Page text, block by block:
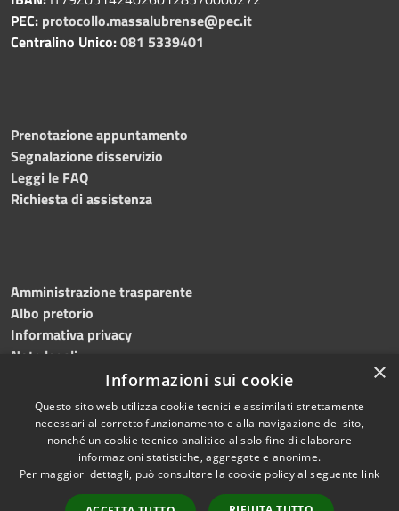
PEC: protocollo.massalubrense@pec.it
Centralino Unico:081 5339401
Prenotazione appuntamento
Segnalazione disservizio
Leggi le FAQ
Richiesta di assistenza
Amministrazione trasparente
Albo pretorio
Informativa privacy
Note legali
Dichiarazione di accessibilità
Accessibilità
Copyright © 2023
•Comune di Massa
Lubrense • Powered
×
Informazioni sui cookie
Questo sito web utilizza cookie tecnici e assimilati strettamente
necessari al corretto funzionamento e alla navigazione del sito,
nonché un cookie tecnico analitico al solo fine di elaborare
informazioni statistiche, aggregate e anonime.
Per maggiori dettagli, può consultare la cookie policy al seguente link